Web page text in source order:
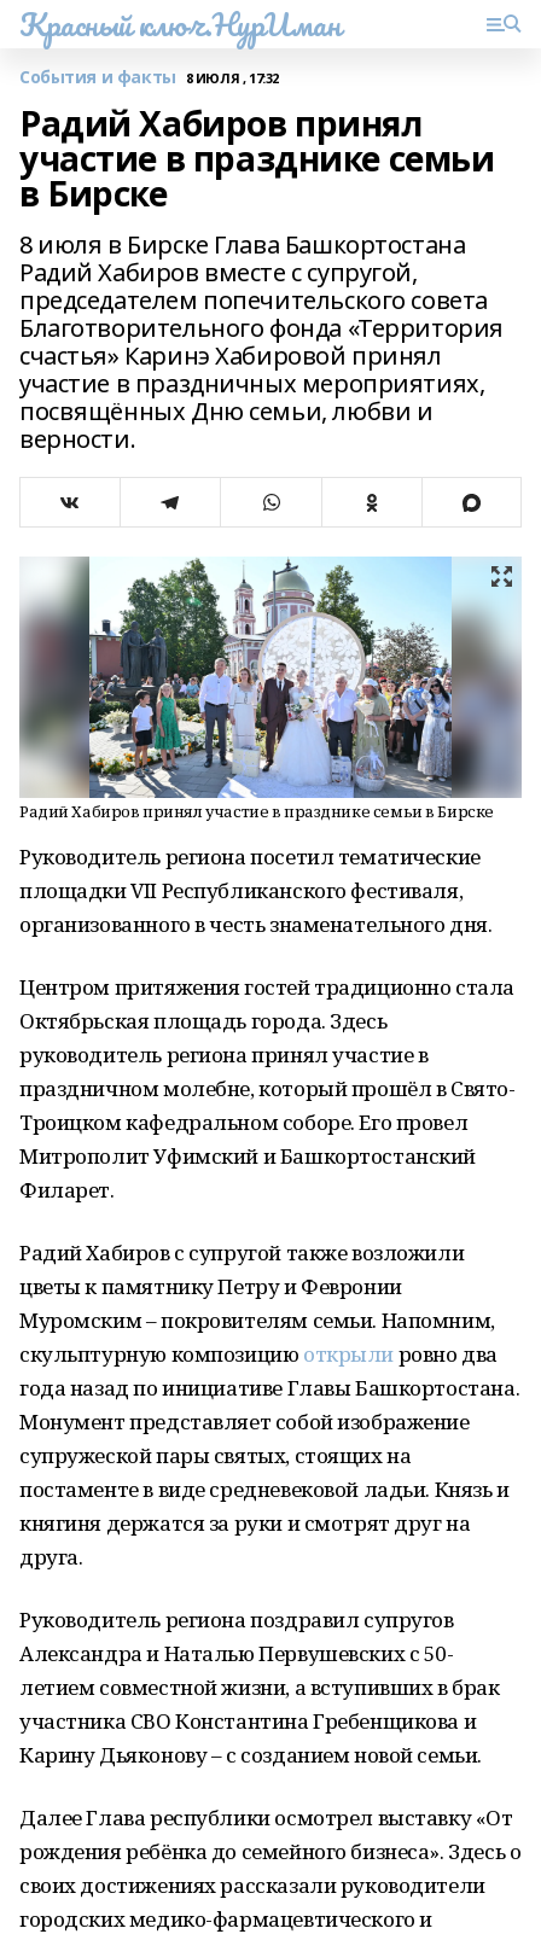
Красный ключ.НурИман
События и факты 8 ИЮЛЯ , 17:32
Радий Хабиров принял
участие в празднике семьи
в Бирске
8 июля в Бирске Глава Башкортостана
Радий Хабиров вместе с супругой,
председателем попечительского совета
Благотворительного фонда «Территория
счастья» Каринэ Хабировой принял
участие в праздничных мероприятиях,
посвящённых Дню семьи, любви и
верности.
Радий Хабиров принял участие в празднике семьи в Бирске
Руководитель региона посетил тематические
площадки VII Республиканского фестиваля,
организованного в честь знаменательного дня.
Центром притяжения гостей традиционно стала
Октябрьская площадь города. Здесь
руководитель региона принял участие в
праздничном молебне, который прошёл в Свято-
Троицком кафедральном соборе. Его провел
Митрополит Уфимский и Башкортостанский
Филарет.
Радий Хабиров с супругой также возложили
цветы к памятнику Петру и Февронии
Муромским – покровителям семьи. Напомним,
скульптурную композицию открылировно два
года назад по инициативе Главы Башкортостана.
Монумент представляет собой изображение
супружеской пары святых, стоящих на
постаменте в виде средневековой ладьи. Князь и
княгиня держатся за руки и смотрят друг на
друга.
Руководитель региона поздравил супругов
Александра и Наталью Первушевских с 50-
летием совместной жизни, а вступивших в брак
участника СВО Константина Гребенщикова и
Карину Дьяконову – с созданием новой семьи.
Далее Глава республики осмотрел выставку «От
рождения ребёнка до семейного бизнеса». Здесь о
своих достижениях рассказали руководители
городских медико-фармацевтического и